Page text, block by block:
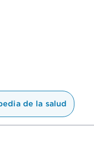
de la salud